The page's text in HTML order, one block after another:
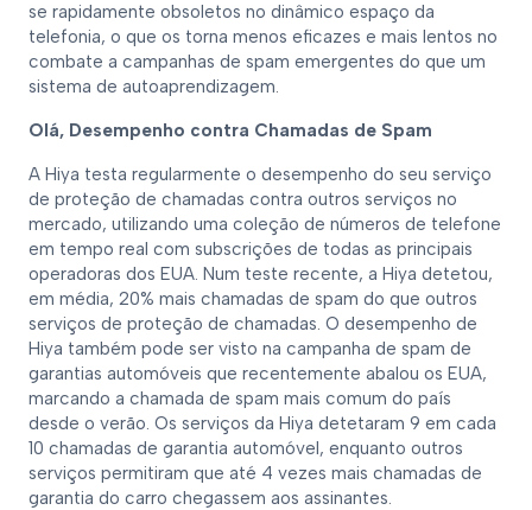
se rapidamente obsoletos no dinâmico espaço da
telefonia, o que os torna menos eficazes e mais lentos no
combate a campanhas de spam emergentes do que um
sistema de autoaprendizagem.
Olá, Desempenho contra Chamadas de Spam
A Hiya testa regularmente o desempenho do seu serviço
de proteção de chamadas contra outros serviços no
mercado, utilizando uma coleção de números de telefone
em tempo real com subscrições de todas as principais
operadoras dos EUA. Num teste recente, a Hiya detetou,
em média, 20% mais chamadas de spam do que outros
serviços de proteção de chamadas. O desempenho de
Hiya também pode ser visto na campanha de spam de
garantias automóveis que recentemente abalou os EUA,
marcando a chamada de spam mais comum do país
desde o verão. Os serviços da Hiya detetaram 9 em cada
10 chamadas de garantia automóvel, enquanto outros
serviços permitiram que até 4 vezes mais chamadas de
garantia do carro chegassem aos assinantes.